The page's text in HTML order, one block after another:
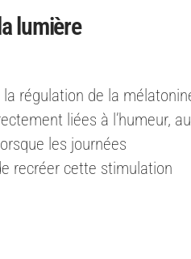
lumière
régulation de la
liées à l’humeur, au
les journées
recréer cette stimulation